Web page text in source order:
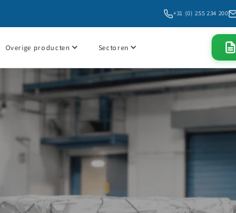
+31 (0) 255 234 200
Overige producten Sectoren